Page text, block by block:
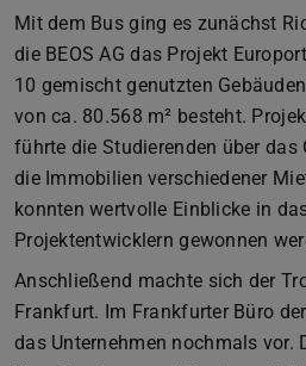
Mit dem Bus ging es zunächst
die BEOS AG das Projekt
10 gemischt genutzten
von ca. 80.568 m² besteht.
führte die Studierenden über das
die Immobilien verschiedener
konnten wertvolle Einblicke in
Projektentwicklern gewonnen
Anschließend machte sich der
Frankfurt. Im Frankfurter Büro
das Unternehmen nochmals vor.